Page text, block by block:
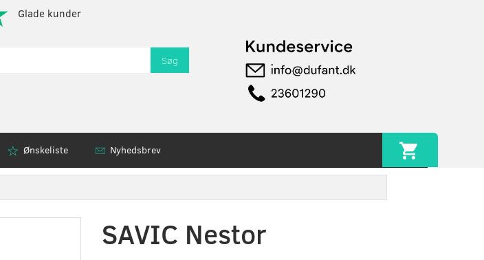
Glade kunder
Søg
Ønskeliste Nyhedsbrev
SAVIC Nestor